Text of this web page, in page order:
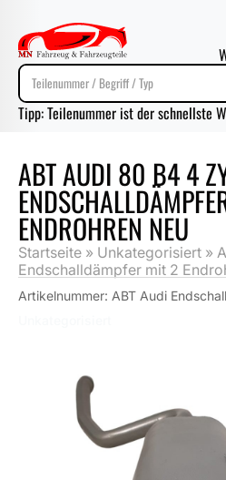
Tipp: Teilenummer ist der schnellste
ABT AUDI 80 B4 4
ENDROHREN NEU
Startseite » Unkategorisiert »
Endschalldämpfer mit 2
Artikelnummer: ABT Audi